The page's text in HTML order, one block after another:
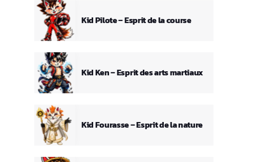
Kid Pilote – Esprit de la course
Kid Ken – Esprit des arts martiaux
Kid Fourasse – Esprit de la nature